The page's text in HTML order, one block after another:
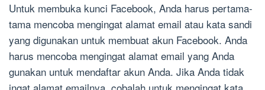
Untuk membuka kunci Facebook, Anda harus pertama-
tama mencoba mengingat alamat email atau kata sandi
yang digunakan untuk membuat akun Facebook. Anda
harus mencoba mengingat alamat email yang Anda
gunakan untuk mendaftar akun Anda. Jika Anda tidak